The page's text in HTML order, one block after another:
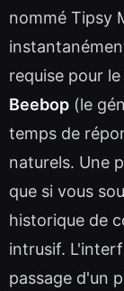
nommé Tipsy
requise pour
Beebop (le
temps de
naturels. Une
que si vous
historique de
intrusif.
passage d'un